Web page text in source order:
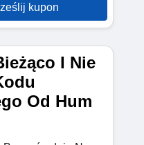
kupon
I Nie
Od Hum